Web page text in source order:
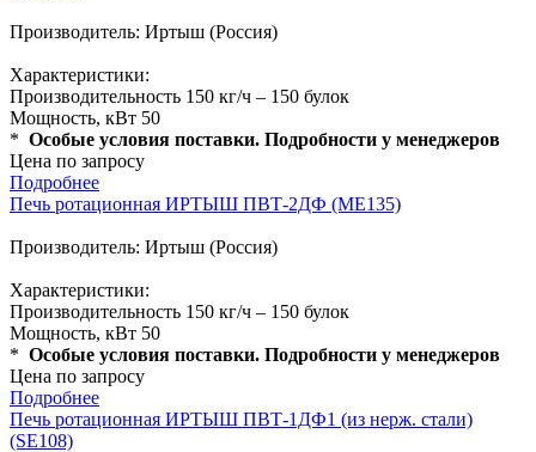
Производитель: Иртыш (Россия)
Характеристики:
Производительность 150 кг/ч – 150 булок
Мощность, кВт 50
* Особые условия поставки. Подробности у менеджеров
Цена по запросу
Подробнее
Печь ротационная ИРТЫШ ПВТ-2ДФ (ME135)
Производитель: Иртыш (Россия)
Характеристики:
Производительность 150 кг/ч – 150 булок
Мощность, кВт 50
* Особые условия поставки. Подробности у менеджеров
Цена по запросу
Подробнее
Печь ротационная ИРТЫШ ПВТ-1ДФ1 (из нерж. стали)
(SE108)